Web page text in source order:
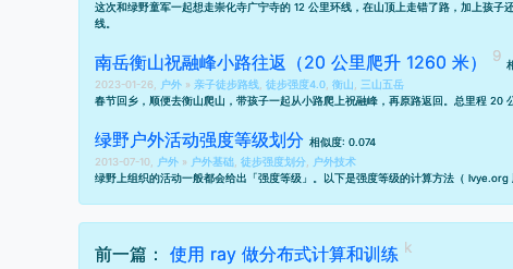
这次和绿野童军一起想走崇化寺广宁寺的 12 公里环线，在山顶上走错了路，加上孩
线。
南岳衡山祝融峰小路往返（20 公里爬升 1260 米）
2023-01-26,
户外 » 亲子徒步路线 徒步强度4.0 衡山
三山五岳
春节回乡，顺便去衡山爬山，带孩子一起从小路爬上祝融峰，再原路返回。总里程 20
绿野户外活动强度等级划分 相似度: 0.074
2013-07-10,
户外 » 户外基础 徒步强度划分
户外技术
绿野上组织的活动一般都会给出「强度等级」。以下是强度等级的计算方法（ lvye.org
前一篇： 使用 ray 做分布式计算和训练